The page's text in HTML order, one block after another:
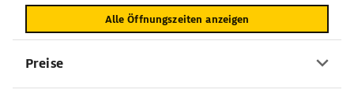
Alle Öffnungszeiten anzeigen
Preise